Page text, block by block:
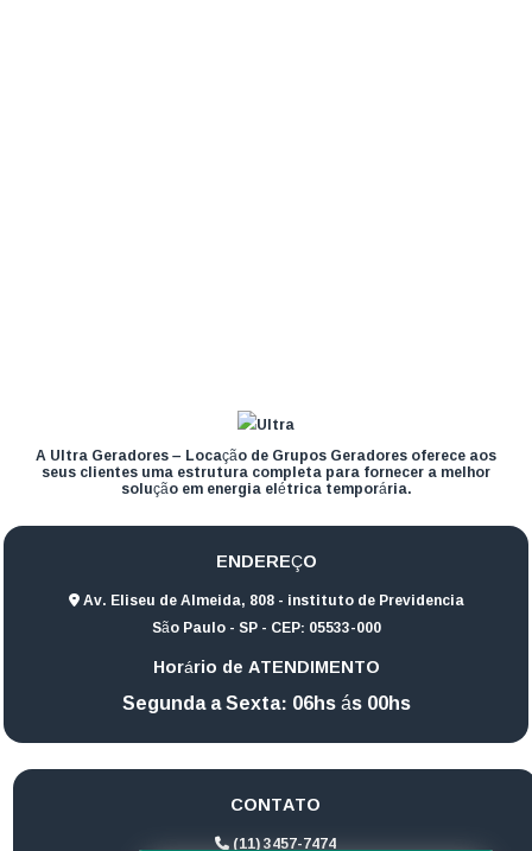
A Ultra Geradores – Locação de Grupos Geradores oferece aos
seus clientes uma estrutura completa para fornecer a melhor
solução em energia elétrica temporária.
ENDEREÇO
Av. Eliseu de Almeida, 808 - instituto de Previdencia
São Paulo - SP - CEP: 05533-000
Horário de ATENDIMENTO
Segunda a Sexta: 06hs ás 00hs
CONTATO
(11) 3457-7474